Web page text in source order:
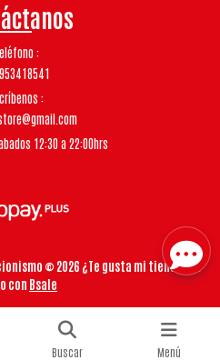
12:30 a 22:00hrs
© 2026 ¿Te gusta mi tienda? Yo
con Bsale
Buscar Menú